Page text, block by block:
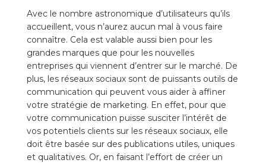
Humaniser votre marque
Avec le nombre astronomique d’utilisateurs qu’ils
accueillent, vous n’aurez aucun mal à vous faire
connaître. Cela est valable aussi bien pour les
grandes marques que pour les nouvelles
entreprises qui viennent d’entrer sur le marché. De
plus, les réseaux sociaux sont de puissants outils de
communication qui peuvent vous aider à affiner
votre stratégie de marketing. En effet, pour que
votre communication puisse susciter l’intérêt de
vos potentiels clients sur les réseaux sociaux, elle
doit être basée sur des publications utiles, uniques
et qualitatives. Or, en faisant l’effort de créer un